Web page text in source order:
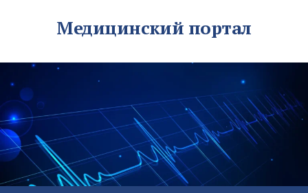
Медицинский портал